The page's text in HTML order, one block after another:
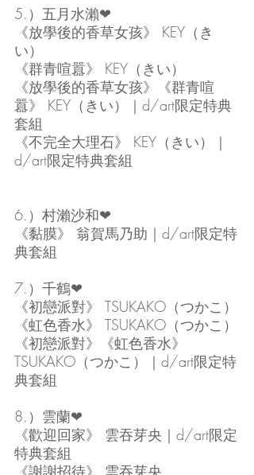
5.）五月水瀨❤
《放學後的香草女孩》 KEY（き
い）
《群青喧囂》 KEY（きい）
《放學後的香草女孩》《群青喧
囂》 KEY（きい）｜d/art限定特典
套組
《不完全大理石》 KEY（きい）｜
d/art限定特典套組
6.）村瀨沙和❤
《黏膜》 翁賀馬乃助｜d/art限定特
典套組
7.）千鶴❤
《初戀派對》 TSUKAKO（つかこ）
《虹色香水》 TSUKAKO（つかこ）
《初戀派對》《虹色香水》
TSUKAKO（つかこ）｜d/art限定特
典套組
8.）雲蘭❤
《歡迎回家》 雲吞芽央｜d/art限定
特典套組
《謝謝招待》 雲吞芽央